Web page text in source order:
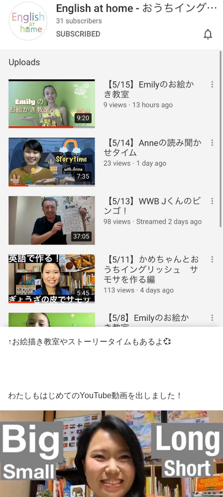
↑お絵描き教室やストーリータイムもあるよ💞
わたしもはじめてのYouTube動画を出しました！